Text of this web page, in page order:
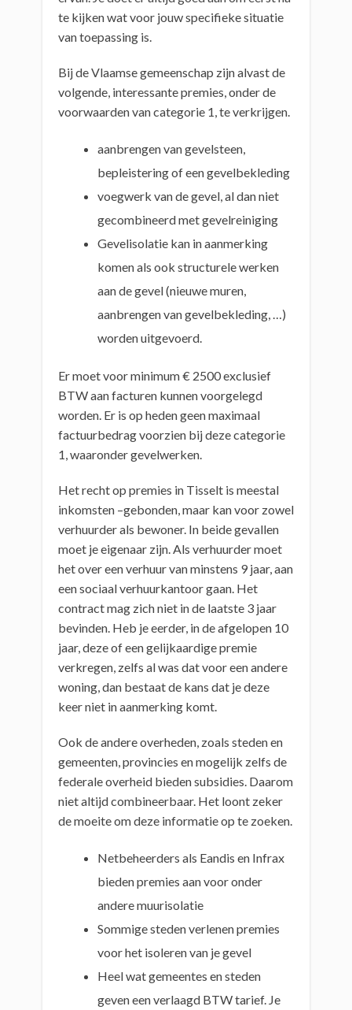
te kijken wat voor jouw specifieke situatie
van toepassing is.
Bij de Vlaamse gemeenschap zijn alvast de
volgende, interessante premies, onder de
voorwaarden van categorie 1, te verkrijgen.
aanbrengen van gevelsteen,
bepleistering of een gevelbekleding
voegwerk van de gevel, al dan niet
gecombineerd met gevelreiniging
Gevelisolatie kan in aanmerking
komen als ook structurele werken
aan de gevel (nieuwe muren,
aanbrengen van gevelbekleding, …)
worden uitgevoerd.
Er moet voor minimum € 2500 exclusief
BTW aan facturen kunnen voorgelegd
worden. Er is op heden geen maximaal
factuurbedrag voorzien bij deze categorie
1, waaronder gevelwerken.
Het recht op premies in Tisselt is meestal
inkomsten –gebonden, maar kan voor zowel
verhuurder als bewoner. In beide gevallen
moet je eigenaar zijn. Als verhuurder moet
het over een verhuur van minstens 9 jaar, aan
een sociaal verhuurkantoor gaan. Het
contract mag zich niet in de laatste 3 jaar
bevinden. Heb je eerder, in de afgelopen 10
jaar, deze of een gelijkaardige premie
verkregen, zelfs al was dat voor een andere
woning, dan bestaat de kans dat je deze
keer niet in aanmerking komt.
Ook de andere overheden, zoals steden en
gemeenten, provincies en mogelijk zelfs de
federale overheid bieden subsidies. Daarom
niet altijd combineerbaar. Het loont zeker
de moeite om deze informatie op te zoeken.
Netbeheerders als Eandis en Infrax
bieden premies aan voor onder
andere muurisolatie
Sommige steden verlenen premies
voor het isoleren van je gevel
Heel wat gemeentes en steden
geven een verlaagd BTW tarief. Je